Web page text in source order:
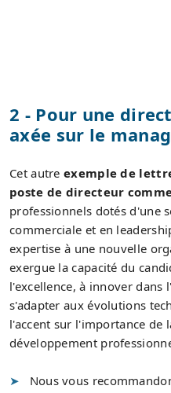
2 - Pour une
axée sur le
Cet autre exemple de
poste de directeur
professionnels dotés d'une
commerciale et en
expertise à une nouvelle
exergue la capacité du
l'excellence, à innover dans
s'adapter aux évolutions
l'accent sur l'importance de
développement
Nous vous